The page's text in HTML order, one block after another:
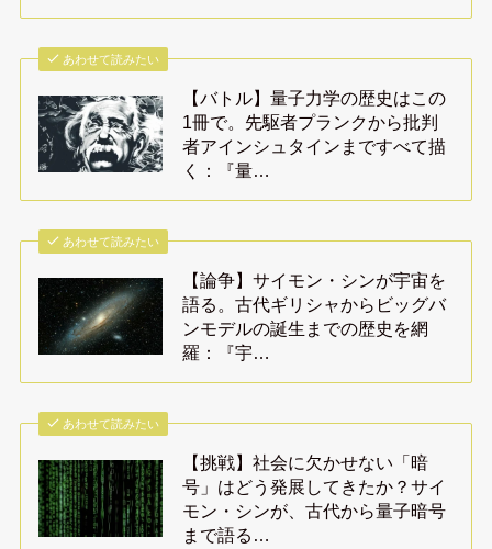
あわせて読みたい
【バトル】量子力学の歴史はこの
1冊で。先駆者プランクから批判
者アインシュタインまですべて描
く：『量…
あわせて読みたい
【論争】サイモン・シンが宇宙を
語る。古代ギリシャからビッグバ
ンモデルの誕生までの歴史を網
羅：『宇…
あわせて読みたい
【挑戦】社会に欠かせない「暗
号」はどう発展してきたか？サイ
モン・シンが、古代から量子暗号
まで語る…